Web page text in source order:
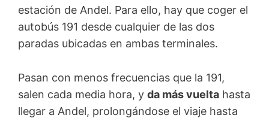
estación de Andel. Para ello, hay que coger el
autobús 191 desde cualquier de las dos
paradas ubicadas en ambas terminales.
Pasan con menos frecuencias que la 191,
salen cada media hora, y da más vuelta hasta
llegar a Andel, prolongándose el viaje hasta